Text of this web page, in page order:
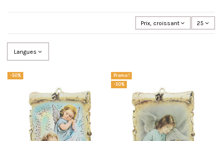
Prix, croissant 25
Langues
-50%
Promo !
-50%